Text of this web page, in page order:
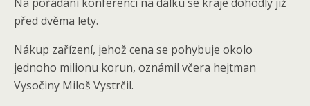
před dvěma lety.
Nákup zařízení, jehož cena se pohybuje okolo
jednoho milionu korun, oznámil včera hejtman
Vysočiny Miloš Vystrčil.